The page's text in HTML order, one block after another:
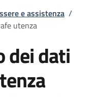
e assistenza /
utenza
dei dati